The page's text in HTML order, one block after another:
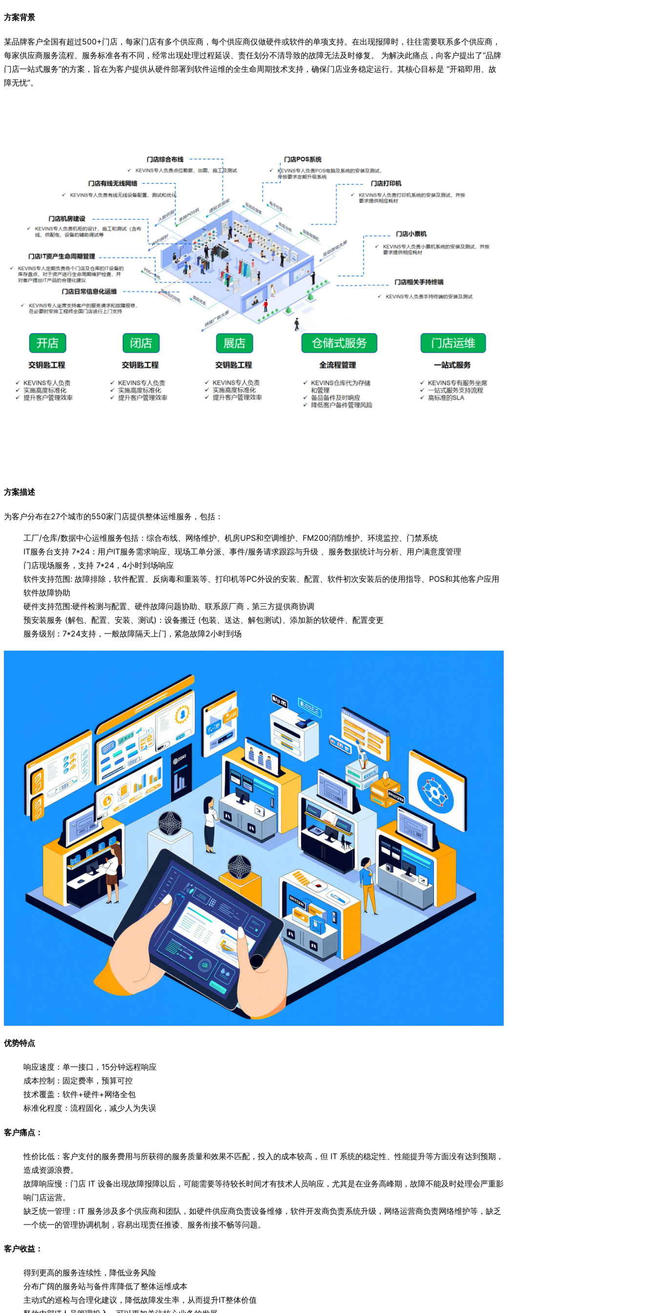
方案背景
某品牌客户全国有超过500+门店，每家门店有多个供应商，每个供应商仅做硬件或软件的单项支持。在出现报障时，往往需要联系多个供应商，
每家供应商服务流程、服务标准各有不同，经常出现处理过程延误、责任划分不清导致的故障无法及时修复。 为解决此痛点，向客户提出了“品牌
门店一站式服务”的方案，旨在为客户提供从硬件部署到软件运维的全生命周期技术支持，确保门店业务稳定运行。其核心目标是 “开箱即用、故
障无忧”。
方案描述
为客户分布在27个城市的550家门店提供整体运维服务，包括：
工厂/仓库/数据中心运维服务包括：综合布线、网络维护、机房UPS和空调维护、FM200消防维护、环境监控、门禁系统
IT服务台支持 7*24：用户IT服务需求响应、现场工单分派、事件/服务请求跟踪与升级 、服务数据统计与分析、用户满意度管理
门店现场服务，支持 7*24，4小时到场响应
软件支持范围: 故障排除，软件配置、反病毒和重装等、打印机等PC外设的安装、配置、软件初次安装后的使用指导、POS和其他客户应用
软件故障协助
硬件支持范围:硬件检测与配置、硬件故障问题协助、联系原厂商，第三方提供商协调
预安装服务 (解包、配置、安装、测试)：设备搬迁 (包装、送达、解包测试)、添加新的软硬件、配置变更
服务级别：7*24支持，一般故障隔天上门，紧急故障2小时到场
优势特点
响应速度：单一接口，15分钟远程响应
成本控制：固定费率，预算可控
技术覆盖：软件+硬件+网络全包
标准化程度：流程固化，减少人为失误
客户痛点：
性价比低：客户支付的服务费用与所获得的服务质量和效果不匹配，投入的成本较高，但 IT 系统的稳定性、性能提升等方面没有达到预期，
造成资源浪费。
故障响应慢：门店 IT 设备出现故障报障以后，可能需要等待较长时间才有技术人员响应，尤其是在业务高峰期，故障不能及时处理会严重影
响门店运营。
缺乏统一管理：IT 服务涉及多个供应商和团队，如硬件供应商负责设备维修，软件开发商负责系统升级，网络运营商负责网络维护等，缺乏
一个统一的管理协调机制，容易出现责任推诿、服务衔接不畅等问题。
客户收益：
得到更高的服务连续性，降低业务风险
分布广阔的服务站与备件库降低了整体运维成本
主动式的巡检与合理化建议，降低故障发生率，从而提升IT整体价值